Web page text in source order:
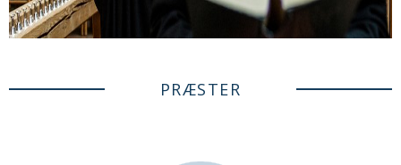
PRÆSTER